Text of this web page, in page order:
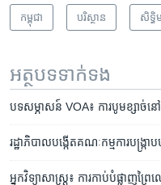
កម្ពុជា បរិស្ថាន សិទ្ធិ​
អត្ថបទ​ទាក់ទង
បទ​សម្ភាសន៍ VOA៖ ការ​បូម​ខ្សាច់​ន
រដ្ឋាភិបាល​បង្កើត​គណៈកម្មការ​បង្រ្ក
អ្នក​វិទ្យាសាស្ដ្រ៖ ​ការ​កាប់​បំផ្លាញ​